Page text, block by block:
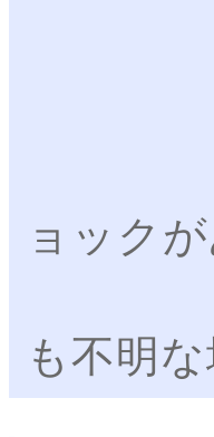
中等
重
超重
ョック
不 明
も不明な